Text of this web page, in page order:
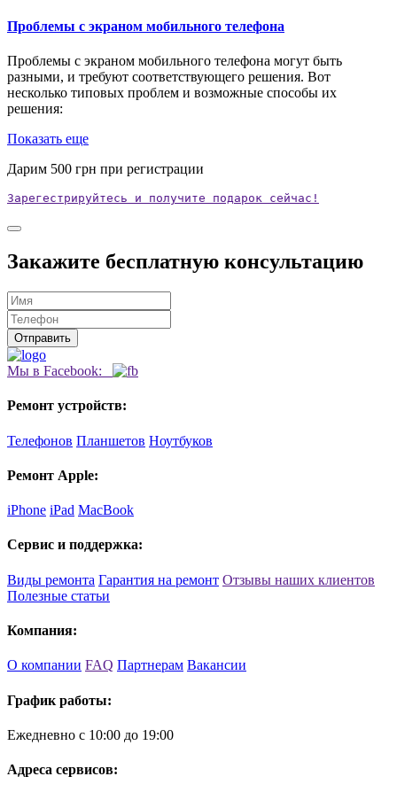
Проблемы с экраном мобильного телефона
Проблемы с экраном мобильного телефона могут быть
разными, и требуют соответствующего решения. Вот
несколько типовых проблем и возможные способы их
решения:
Показать еще
Дарим 500 грн при регистрации
Зарегестрируйтесь и получите подарок сейчас!
Закажите бесплатную консультацию
Мы в Facebook:
Ремонт устройств:
Телефонов Планшетов Ноутбуков
Ремонт Apple:
iPhone iPad MacBook
Сервис и поддержка:
Виды ремонта Гарантия на ремонт Отзывы наших клиентов
Полезные статьи
Компания:
О компании FAQ Партнерам Вакансии
График работы:
Ежедневно с 10:00 до 19:00
Адреса сервисов: